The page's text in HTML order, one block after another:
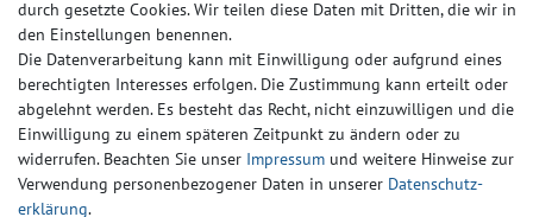
durch gesetzte Cookies. Wir teilen diese Daten mit Dritten, die wir in
den Einstellungen benennen.
Die Datenverarbeitung kann mit Einwilligung oder aufgrund eines
berechtigten Interesses erfolgen. Die Zustimmung kann erteilt oder
abgelehnt werden. Es besteht das Recht, nicht einzuwilligen und die
Einwilligung zu einem späteren Zeitpunkt zu ändern oder zu
widerrufen. Beachten Sie unser Impressum und weitere Hinweise zur
Verwendung personenbezogener Daten in unserer Daten­schutz­
erklärung.
Widerrufs­recht Widerrufs­formular Impressum
Daten­schutz­erklärung AGB Kontakt